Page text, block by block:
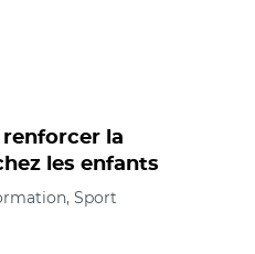
renforcer la
les enfants
Sport